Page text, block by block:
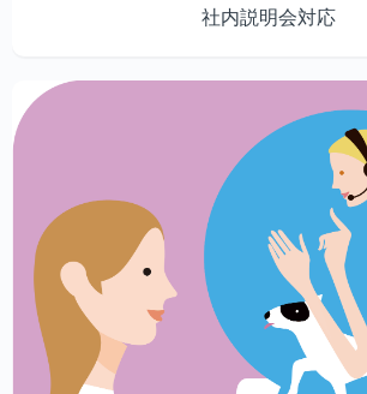
社内説明会対応